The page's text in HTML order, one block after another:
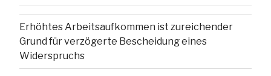
Erhöhtes Arbeitsaufkommen ist zureichender
Grund für verzögerte Bescheidung eines
Widerspruchs